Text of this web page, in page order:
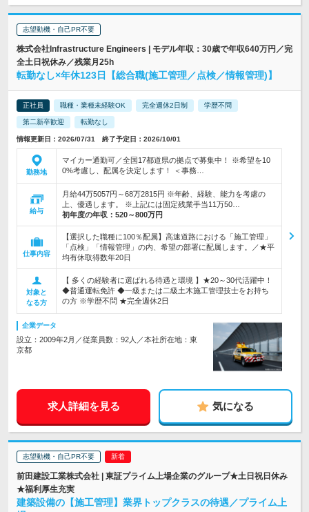
志望動機・自己PR不要
株式会社Infrastructure Engineers | モデル年収：30歳で年収640万円／完
全土日祝休み／残業月25h
転勤なし×年休123日【総合職(施工管理／点検／情報管理)】
正社員 職種・業種未経験OK 完全週休2日制 学歴不問
第二新卒歓迎 転勤なし
情報更新日：2026/07/31 終了予定日：2026/10/01
勤務地
マイカー通勤可／全国17都道県の拠点で募集中！ ※希望を10
0%考慮し、配属を決定します！ ＜事務…
給与
月給44万5057円～68万2815円 ※年齢、経験、能力を考慮の
上、優遇します。 ※上記には固定残業手当11万50…
初年度の年収： 520～800万円
仕事内容
【選択した職種に100％配属】高速道路における「施工管理」
「点検」「情報管理」の内、希望の部署に配属します。／★平
均有休取得数年20日
対象と
なる方
【 多くの経験者に選ばれる待遇と環境 】★20～30代活躍中！
◆普通運転免許 ◆一級または二級土木施工管理技士をお持ち
の方 ※学歴不問 ★完全週休2日
企業データ
設立：2009年2月／従業員数：92人／本社所在地：東
京都
求人詳細を見る 気になる
志望動機・自己PR不要
前田建設工業株式会社 | 東証プライム上場企業のグループ★土日祝日休み
★福利厚生充実
建築設備の【施工管理】業界トップクラスの待遇／プライム上